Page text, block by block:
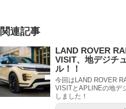
関連記事
LAND ROVER
VISIT、地デジチ
ル！！
今回はLAND ROVER
VISITとAPLINEの地デ
しました！